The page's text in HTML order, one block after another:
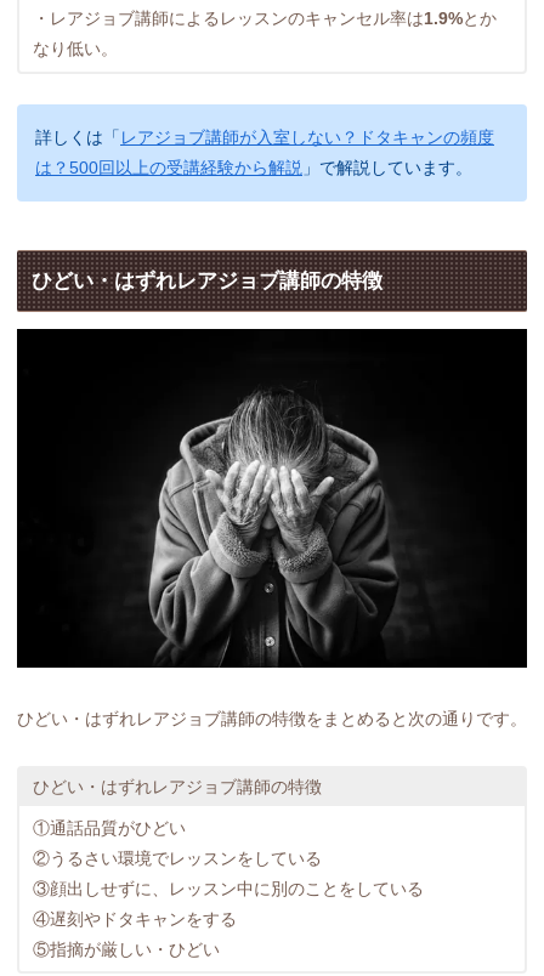
・レアジョブ講師によるレッスンのキャンセル率は1.9%とか
なり低い。
詳しくは「 レアジョブ講師が入室しない？ドタキャンの頻度
は？500回以上の受講経験から解説 」で解説しています。
ひどい・はずれレアジョブ講師の特徴
ひどい・はずれレアジョブ講師の特徴をまとめると次の通りです。
ひどい・はずれレアジョブ講師の特徴
①通話品質がひどい
②うるさい環境でレッスンをしている
③顔出しせずに、レッスン中に別のことをしている
④遅刻やドタキャンをする
⑤指摘が厳しい・ひどい